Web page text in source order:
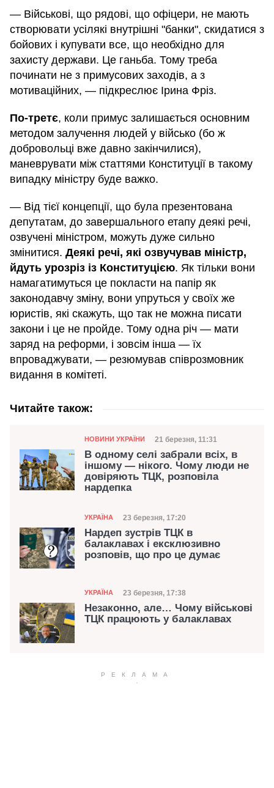
— Військові, що рядові, що офіцери, не мають
створювати усілякі внутрішні "банки", скидатися з
бойових і купувати все, що необхідно для
захисту держави. Це ганьба. Тому треба
починати не з примусових заходів, а з
мотиваційних, — підкреслює Ірина Фріз.
По-третє, коли примус залишається основним
методом залучення людей у військо (бо ж
добровольці вже давно закінчилися),
маневрувати між статтями Конституції в такому
випадку міністру буде важко.
— Від тієї концепції, що була презентована
депутатам, до завершального етапу деякі речі,
озвучені міністром, можуть дуже сильно
змінитися. Деякі речі, які озвучував міністр,
йдуть урозріз із Конституцією. Як тільки вони
намагатимуться це покласти на папір як
законодавчу зміну, вони упруться у своїх же
юристів, які скажуть, що так не можна писати
закони і це не пройде. Тому одна річ — мати
заряд на реформи, і зовсім інша — їх
впроваджувати, — резюмував співрозмовник
видання в комітеті.
Читайте також:
Категорія
НОВИНИ УКРАЇНИ Дата публікації
21 березня, 11:31
В одному селі забрали всіх, в
іншому — нікого. Чому люди не
довіряють ТЦК, розповіла
нардепка
Категорія
УКРАЇНА Дата публікації
23 березня, 17:20
Нардеп зустрів ТЦК в
балаклавах і ексклюзивно
розповів, що про це думає
Категорія
УКРАЇНА Дата публікації
23 березня, 17:38
Незаконно, але… Чому військові
ТЦК працюють у балаклавах